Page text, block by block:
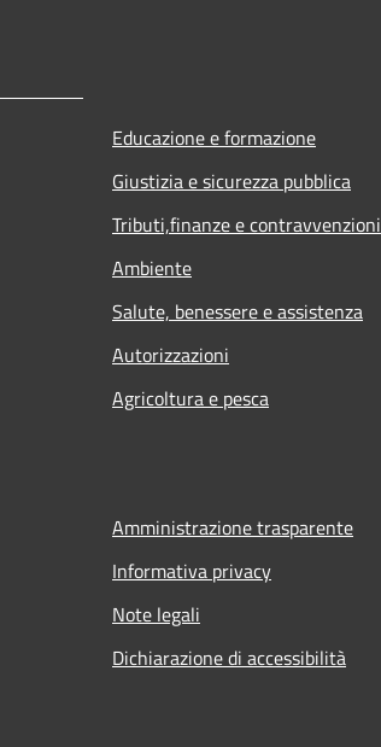
Educazione e formazione
Giustizia e sicurezza pubblica
Tributi,finanze e contravvenzioni
Ambiente
Salute, benessere e assistenza
Autorizzazioni
Agricoltura e pesca
Amministrazione trasparente
Informativa privacy
Note legali
Dichiarazione di accessibilità